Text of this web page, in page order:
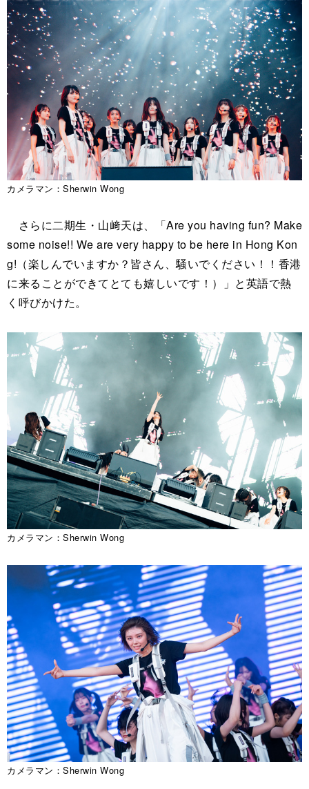
カメラマン：Sherwin Wong
さらに二期生・山﨑天は、「Are you having fun? Make
some noise!! We are very happy to be here in Hong Kon
g!（楽しんでいますか？皆さん、騒いでください！！香港
に来ることができてとても嬉しいです！）」と英語で熱
く呼びかけた。
カメラマン：Sherwin Wong
カメラマン：Sherwin Wong